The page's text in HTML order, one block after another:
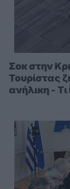
Σοκ στην
Τουρίστας
ανήλικη - Τι